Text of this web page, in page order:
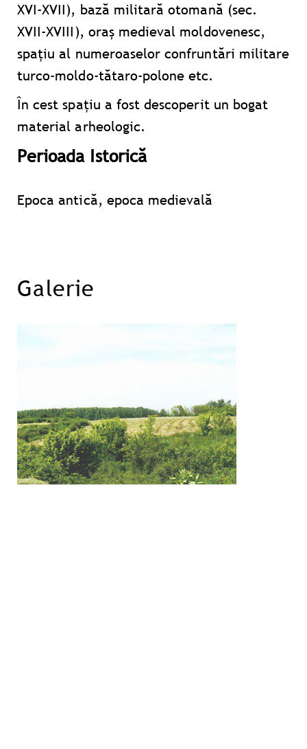
XVI-XVII), bază militară otomană (sec.
XVII-XVIII), oraş medieval moldovenesc,
spațiu al numeroaselor confruntări militare
turco-moldo-tătaro-polone etc.
În cest spațiu a fost descoperit un bogat
material arheologic.
Perioada Istorică
Epoca antică, epoca medievală
Galerie